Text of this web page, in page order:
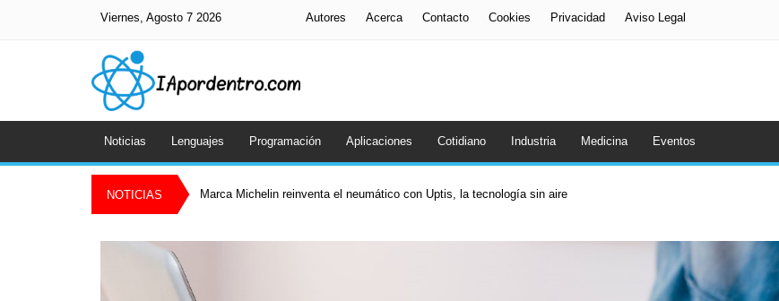
Viernes, Agosto 7 2026 Autores Acerca Contacto Cookies Privacidad Aviso Legal
Noticias Lenguajes Programación Aplicaciones Cotidiano Industria Medicina Eventos
NOTICIAS Marca Michelin reinventa el neumático con Uptis, la tecnología sin aire